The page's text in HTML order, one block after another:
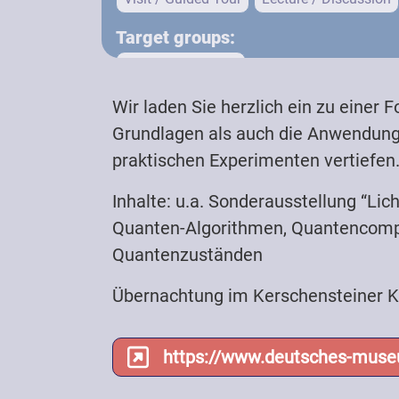
Target groups:
Registration required
Wir laden Sie herzlich ein zu einer
Grundlagen als auch die
praktischen Experimenten
Inhalte: u.a. Sonderausstellung
Quanten-Algorithmen,
Quantenzuständen
Übernachtung im Kerschensteiner
https://www.deutsches-